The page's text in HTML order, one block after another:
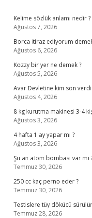
Kelime sözlük anlamı nedir ?
Ağustos 7, 2026
Borca itiraz ediyorum
Ağustos 6, 2026
Kozzy bir yer ne demek ?
Ağustos 5, 2026
Avar Devletine kim son verdi
Ağustos 4, 2026
8 kg kurutma makinesi 3-4
Ağustos 3, 2026
4 hafta 1 ay yapar mı ?
Ağustos 3, 2026
Şu an atom bombası var mı
Temmuz 30, 2026
250 cc kaç perno eder ?
Temmuz 30, 2026
Testislere tüy dökücü
Temmuz 28, 2026